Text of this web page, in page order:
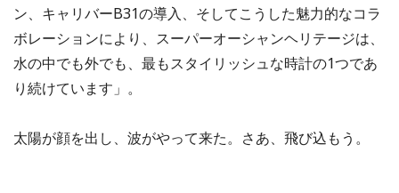
ン、キャリバーB31の導入、そしてこうした魅力的なコラ
ボレーションにより、スーパーオーシャンヘリテージは、
水の中でも外でも、最もスタイリッシュな時計の1つであ
り続けています」。
太陽が顔を出し、波がやって来た。さあ、飛び込もう。